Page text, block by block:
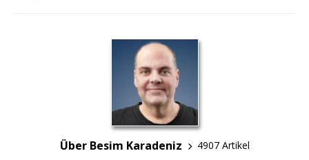
Über Besim Karadeniz
4907 Artikel